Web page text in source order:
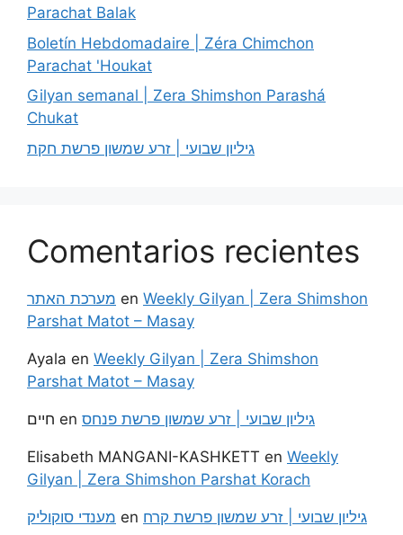
Parachat Balak
Boletín Hebdomadaire | Zéra Chimchon
Parachat 'Houkat
Gilyan semanal | Zera Shimshon Parashá
Chukat
גיליון שבועי | זרע שמשון פרשת חקת
Comentarios recientes
מערכת האתר en Weekly Gilyan | Zera Shimshon
Parshat Matot – Masay
Ayala en Weekly Gilyan | Zera Shimshon
Parshat Matot – Masay
חיים en גיליון שבועי | זרע שמשון פרשת פנחס
Elisabeth MANGANI-KASHKETT en Weekly
Gilyan | Zera Shimshon Parshat Korach
מענדי סוקוליק en גיליון שבועי | זרע שמשון פרשת קרח